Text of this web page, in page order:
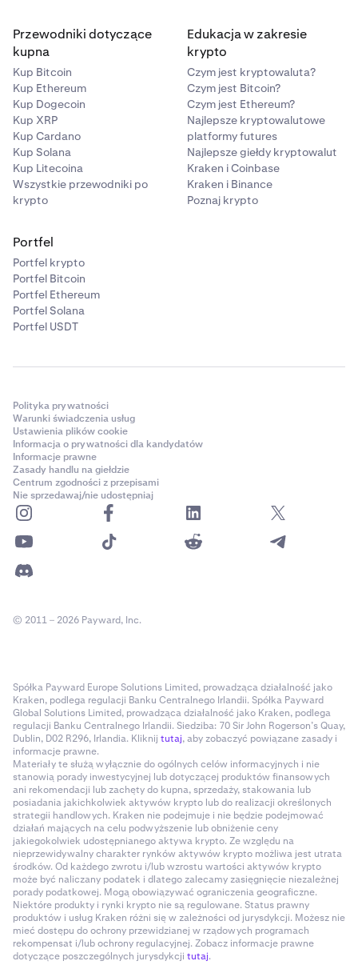
Przewodniki dotyczące
kupna
Kup Bitcoin
Kup Ethereum
Kup Dogecoin
Kup XRP
Kup Cardano
Kup Solana
Kup Litecoina
Wszystkie przewodniki po
krypto
Edukacja w zakresie
krypto
Czym jest kryptowaluta?
Czym jest Bitcoin?
Czym jest Ethereum?
Najlepsze kryptowalutowe
platformy futures
Najlepsze giełdy kryptowalut
Kraken i Coinbase
Kraken i Binance
Poznaj krypto
Portfel
Portfel krypto
Portfel Bitcoin
Portfel Ethereum
Portfel Solana
Portfel USDT
Polityka prywatności
Warunki świadczenia usług
Ustawienia plików cookie
Informacja o prywatności dla kandydatów
Informacje prawne
Zasady handlu na giełdzie
Centrum zgodności z przepisami
Nie sprzedawaj/nie udostępniaj
© 2011 – 2026 Payward, Inc.
Spółka Payward Europe Solutions Limited, prowadząca działalność jako
Kraken, podlega regulacji Banku Centralnego Irlandii. Spółka Payward
Global Solutions Limited, prowadząca działalność jako Kraken, podlega
regulacji Banku Centralnego Irlandii. Siedziba: 70 Sir John Rogerson’s Quay,
Dublin, D02 R296, Irlandia. Kliknij tutaj, aby zobaczyć powiązane zasady i
informacje prawne.
Materiały te służą wyłącznie do ogólnych celów informacyjnych i nie
stanowią porady inwestycyjnej lub dotyczącej produktów finansowych
ani rekomendacji lub zachęty do kupna, sprzedaży, stakowania lub
posiadania jakichkolwiek aktywów krypto lub do realizacji określonych
strategii handlowych. Kraken nie podejmuje i nie będzie podejmować
działań mających na celu podwyższenie lub obniżenie ceny
jakiegokolwiek udostępnianego aktywa krypto. Ze względu na
nieprzewidywalny charakter rynków aktywów krypto możliwa jest utrata
środków. Od każdego zwrotu i/lub wzrostu wartości aktywów krypto
może być naliczany podatek i dlatego zalecamy zasięgnięcie niezależnej
porady podatkowej. Mogą obowiązywać ograniczenia geograficzne.
Niektóre produkty i rynki krypto nie są regulowane. Status prawny
produktów i usług Kraken różni się w zależności od jurysdykcji. Możesz nie
mieć dostępu do ochrony przewidzianej w rządowych programach
rekompensat i/lub ochrony regulacyjnej. Zobacz informacje prawne
dotyczące poszczególnych jurysdykcji tutaj.